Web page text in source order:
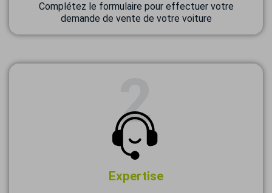
Complétez le formulaire pour effectuer votre
demande de vente de votre voiture
Expertise